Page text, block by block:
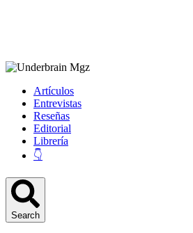
Artículos
Entrevistas
Reseñas
Editorial
Librería
👇
Search